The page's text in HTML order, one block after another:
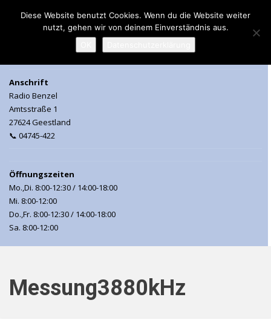
MENU
Anschrift
Radio Benzel
Amtsstraße 1
27624 Geestland
📞 04745-422
Öffnungszeiten
Mo.,Di. 8:00-12:30 / 14:00-18:00
Mi. 8:00-12:00
Do.,Fr. 8:00-12:30 / 14:00-18:00
Sa. 8:00-12:00
Messung3880kHz
Diese Website benutzt Cookies. Wenn du die Website weiter
nutzt, gehen wir von deinem Einverständnis aus.